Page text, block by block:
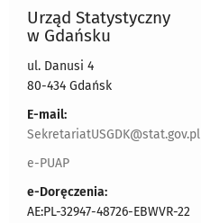
Urząd Statystyczny
w Gdańsku
ul. Danusi 4
80-434 Gdańsk
E-mail:
SekretariatUSGDK@stat.gov.pl
e-PUAP
e-Doręczenia:
AE:PL-32947-48726-EBWVR-22